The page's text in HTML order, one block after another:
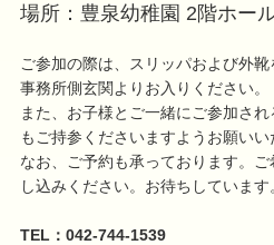
場所：豊泉幼稚園 2階ホー
ご参加の際は、スリッパおよび外靴
事務所側玄関よりお入りください。
また、お子様とご一緒にご参加さ
もご持参くださいますようお願いい
なお、ご予約も承っております。
し込みください。お待ちしています
TEL：042-744-1539